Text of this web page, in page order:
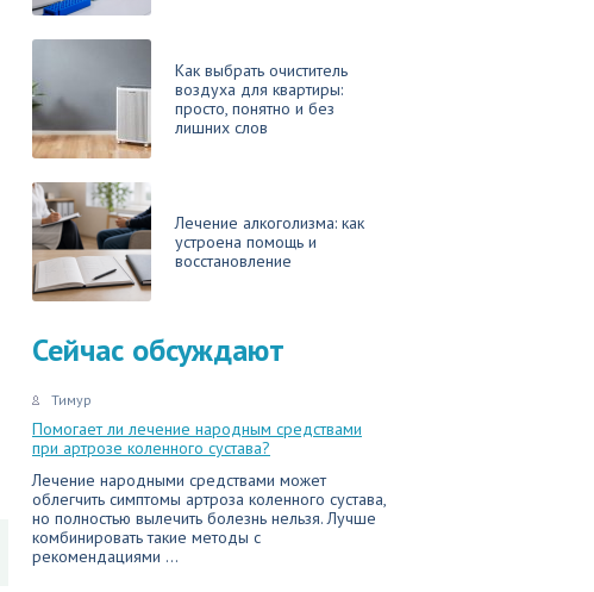
Как выбрать очиститель
воздуха для квартиры:
просто, понятно и без
лишних слов
Лечение алкоголизма: как
устроена помощь и
восстановление
Сейчас обсуждают
Тимур
Помогает ли лечение народным средствами
при артрозе коленного сустава?
Лечение народными средствами может
облегчить симптомы артроза коленного сустава,
но полностью вылечить болезнь нельзя. Лучше
комбинировать такие методы с
рекомендациями ...